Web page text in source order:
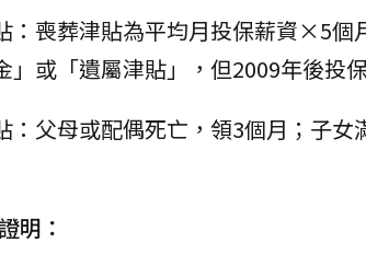
：喪葬津貼為平均月投保薪資×5個
」或「遺屬津貼」，但2009年後投
：父母或配偶死亡，領3個月；子
明：